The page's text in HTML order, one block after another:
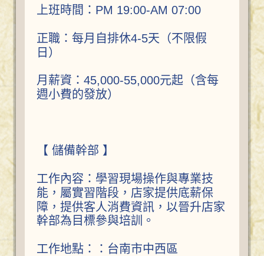
上班時間：PM 19:00-AM 07:00
正職：每月自排休4-5天（不限假
日）
月薪資：45,000-55,000元起（含每
週小費的發放）
【 儲備幹部 】
工作內容：學習現場操作與專業技
能，屬實習階段，店家提供底薪保
障，提供客人消費資訊，以晉升店家
幹部為目標參與培訓。
工作地點：：台南市中西區